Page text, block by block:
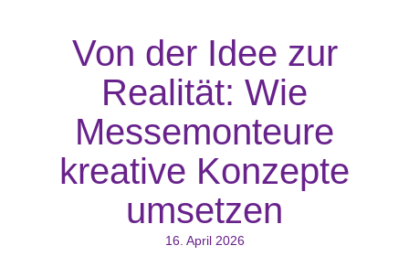
Von der Idee zur
Realität: Wie
Messemonteure
kreative Konzepte
umsetzen
16. April 2026